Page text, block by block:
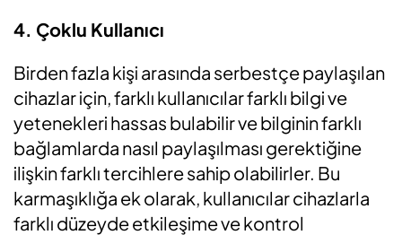
4. Çoklu Kullanıcı
Birden fazla kişi arasında serbestçe paylaşılan
cihazlar için, farklı kullanıcılar farklı bilgi ve
yetenekleri hassas bulabilir ve bilginin farklı
bağlamlarda nasıl paylaşılması gerektiğine
ilişkin farklı tercihlere sahip olabilirler. Bu
karmaşıklığa ek olarak, kullanıcılar cihazlarla
farklı düzeyde etkileşime ve kontrol